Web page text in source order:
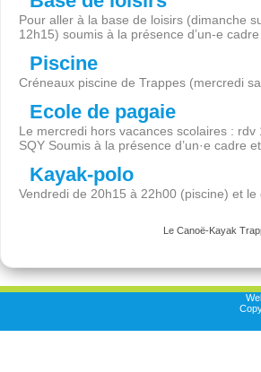
Pour aller à la base de loisirs (dimanche
12h15) soumis à la présence d’un-e
Piscine
Créneaux piscine de Trappes (mercredi
Ecole de pagaie
Le mercredi hors vacances scolaires :
SQY Soumis à la présence d’un·e cadre
Kayak-polo
Vendredi de 20h15 à 22h00 (piscine) et
Le Canoë-Kayak